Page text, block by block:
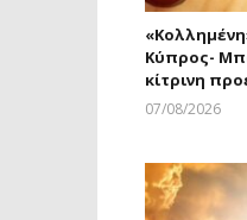
Κύπρος-
κίτρινη
07/08/2026